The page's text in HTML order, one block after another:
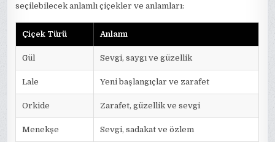
seçilebilecek anlamlı çiçekler ve anlamları:
Çiçek Türü Anlamı
Gül Sevgi, saygı ve güzellik
Lale Yeni başlangıçlar ve zarafet
Orkide Zarafet, güzellik ve sevgi
Menekşe Sevgi, sadakat ve özlem